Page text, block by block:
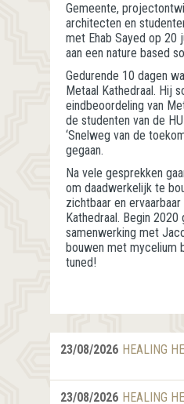
Gemeente,
architecten en
met Ehab Sayed op 20
aan een nature based
Gedurende 10 dagen
Metaal Kathedraal. Hij
eindbeoordeling van
de studenten van de
‘Snelweg van de
gegaan.
Na vele gesprekken
om daadwerkelijk te
zichtbaar en
Kathedraal. Begin 2020
samenwerking met
bouwen met mycelium
tuned!
23/08/2026 HEALING
23/08/2026 HEALING